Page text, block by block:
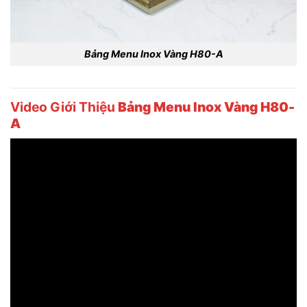
Bảng Menu Inox Vàng H80-A
Video Giới Thiệu Bảng Menu Inox Vàng H80-
A